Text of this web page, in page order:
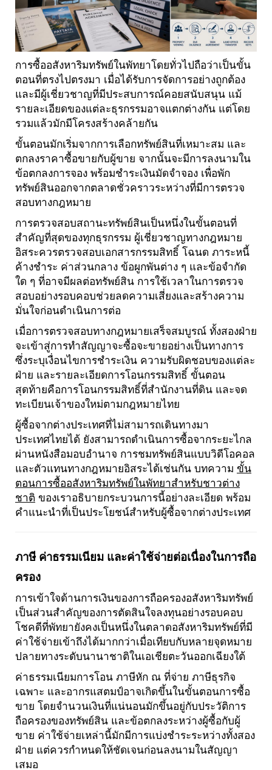
การซื้ออสังหาริมทรัพย์ในพัทยาโดยทั่วไปถือว่าเป็นขั้น
ตอนที่ตรงไปตรงมา เมื่อได้รับการจัดการอย่างถูกต้อง
และมีผู้เชี่ยวชาญที่มีประสบการณ์คอยสนับสนุน แม้
รายละเอียดของแต่ละธุรกรรมอาจแตกต่างกัน แต่โดย
รวมแล้วมักมีโครงสร้างคล้ายกัน
ขั้นตอนมักเริ่มจากการเลือกทรัพย์สินที่เหมาะสม และ
ตกลงราคาซื้อขายกับผู้ขาย จากนั้นจะมีการลงนามใน
ข้อตกลงการจอง พร้อมชำระเงินมัดจำจอง เพื่อพัก
ทรัพย์สินออกจากตลาดชั่วคราวระหว่างที่มีการตรวจ
สอบทางกฎหมาย
การตรวจสอบสถานะทรัพย์สินเป็นหนึ่งในขั้นตอนที่
สำคัญที่สุดของทุกธุรกรรม ผู้เชี่ยวชาญทางกฎหมาย
อิสระควรตรวจสอบเอกสารกรรมสิทธิ์ โฉนด ภาระหนี้
ค้างชำระ ค่าส่วนกลาง ข้อผูกพันต่าง ๆ และข้อจำกัด
ใด ๆ ที่อาจมีผลต่อทรัพย์สิน การใช้เวลาในการตรวจ
สอบอย่างรอบคอบช่วยลดความเสี่ยงและสร้างความ
มั่นใจก่อนดำเนินการต่อ
เมื่อการตรวจสอบทางกฎหมายเสร็จสมบูรณ์ ทั้งสองฝ่าย
จะเข้าสู่การทำสัญญาจะซื้อจะขายอย่างเป็นทางการ
ซึ่งระบุเงื่อนไขการชำระเงิน ความรับผิดชอบของแต่ละ
ฝ่าย และรายละเอียดการโอนกรรมสิทธิ์ ขั้นตอน
สุดท้ายคือการโอนกรรมสิทธิ์ที่สำนักงานที่ดิน และจด
ทะเบียนเจ้าของใหม่ตามกฎหมายไทย
ผู้ซื้อจากต่างประเทศที่ไม่สามารถเดินทางมา
ประเทศไทยได้ ยังสามารถดำเนินการซื้อจากระยะไกล
ผ่านหนังสือมอบอำนาจ การชมทรัพย์สินแบบวิดีโอคอล
และตัวแทนทางกฎหมายอิสระได้เช่นกัน บทความ ขั้น
ตอนการซื้ออสังหาริมทรัพย์ในพัทยาสำหรับชาวต่าง
ชาติ ของเราอธิบายกระบวนการนี้อย่างละเอียด พร้อม
คำแนะนำที่เป็นประโยชน์สำหรับผู้ซื้อจากต่างประเทศ
ภาษี ค่าธรรมเนียม และค่าใช้จ่ายต่อเนื่องในการถือ
ครอง
การเข้าใจด้านการเงินของการถือครองอสังหาริมทรัพย์
เป็นส่วนสำคัญของการตัดสินใจลงทุนอย่างรอบคอบ
โชคดีที่พัทยายังคงเป็นหนึ่งในตลาดอสังหาริมทรัพย์ที่มี
ค่าใช้จ่ายเข้าถึงได้มากกว่าเมื่อเทียบกับหลายจุดหมาย
ปลายทางระดับนานาชาติในเอเชียตะวันออกเฉียงใต้
ค่าธรรมเนียมการโอน ภาษีหัก ณ ที่จ่าย ภาษีธุรกิจ
เฉพาะ และอากรแสตมป์อาจเกิดขึ้นในขั้นตอนการซื้อ
ขาย โดยจำนวนเงินที่แน่นอนมักขึ้นอยู่กับประวัติการ
ถือครองของทรัพย์สิน และข้อตกลงระหว่างผู้ซื้อกับผู้
ขาย ค่าใช้จ่ายเหล่านี้มักมีการแบ่งชำระระหว่างทั้งสอง
ฝ่าย แต่ควรกำหนดให้ชัดเจนก่อนลงนามในสัญญา
เสมอ